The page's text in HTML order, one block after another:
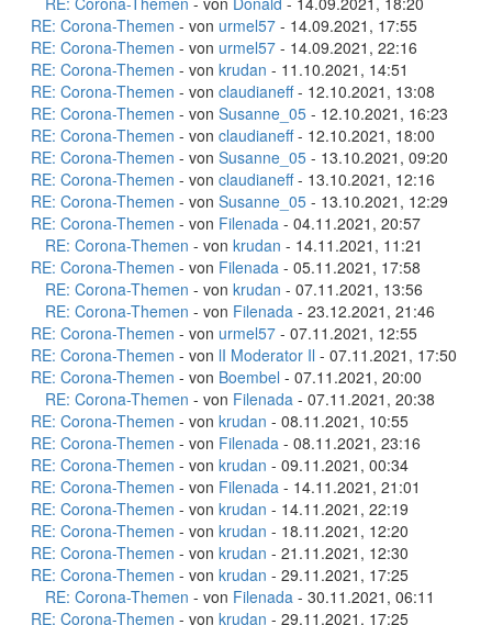
RE: Corona-Themen - von urmel57 - 14.09.2021, 17:55
RE: Corona-Themen - von urmel57 - 14.09.2021, 22:16
RE: Corona-Themen - von krudan - 11.10.2021, 14:51
RE: Corona-Themen - von claudianeff- 12.10.2021, 13:08
RE: Corona-Themen - von Susanne_05 - 12.10.2021, 16:23
RE: Corona-Themen - von claudianeff- 12.10.2021, 18:00
RE: Corona-Themen - von Susanne_05 - 13.10.2021, 09:20
RE: Corona-Themen - von claudianeff- 13.10.2021, 12:16
RE: Corona-Themen - von Susanne_05 - 13.10.2021, 12:29
RE: Corona-Themen - von Filenada - 04.11.2021, 20:57
RE: Corona-Themen - von krudan - 14.11.2021, 11:21
RE: Corona-Themen - von Filenada - 05.11.2021, 17:58
RE: Corona-Themen - von krudan - 07.11.2021, 13:56
RE: Corona-Themen - von Filenada - 23.12.2021, 21:46
RE: Corona-Themen - von urmel57 - 07.11.2021, 12:55
RE: Corona-Themen - von lI Moderator Il - 07.11.2021, 17:50
RE: Corona-Themen - von Boembel - 07.11.2021, 20:00
RE: Corona-Themen - von Filenada - 07.11.2021, 20:38
RE: Corona-Themen - von krudan - 08.11.2021, 10:55
RE: Corona-Themen - von Filenada - 08.11.2021, 23:16
RE: Corona-Themen - von krudan - 09.11.2021, 00:34
RE: Corona-Themen - von Filenada - 14.11.2021, 21:01
RE: Corona-Themen - von krudan - 14.11.2021, 22:19
RE: Corona-Themen - von krudan - 18.11.2021, 12:20
RE: Corona-Themen - von krudan - 21.11.2021, 12:30
RE: Corona-Themen - von krudan - 29.11.2021, 17:25
RE: Corona-Themen - von Filenada - 30.11.2021, 06:11
RE: Corona-Themen - von krudan - 29.11.2021, 17:25